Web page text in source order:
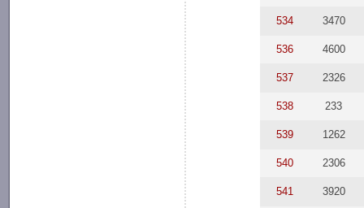
534 3470
536 4600
537 2326
538 233
539 1262
540 2306
541 3920